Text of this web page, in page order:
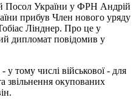
Посол України у ФРН Андрій
прибув Член нового уряду
Лінднер. Про це у
дипломат повідомив у
тому числі військової - для
звільнення окупованих